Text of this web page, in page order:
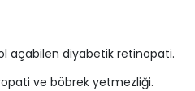
açabilen diyabetik retinopati.
ve böbrek yetmezliği.